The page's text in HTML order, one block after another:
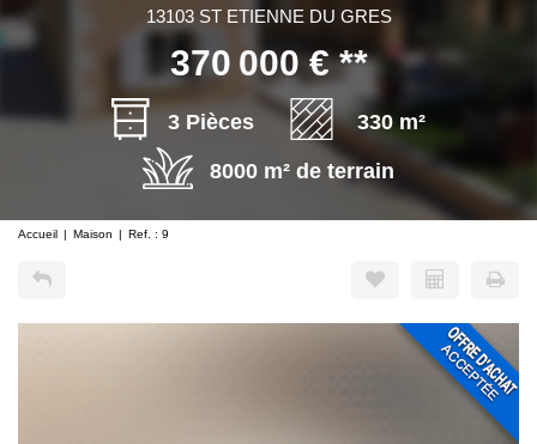
13103 ST ETIENNE DU GRES
370 000 €**
3 Pièces 330 m²
8000 m² de terrain
Accueil Maison Ref. : 9